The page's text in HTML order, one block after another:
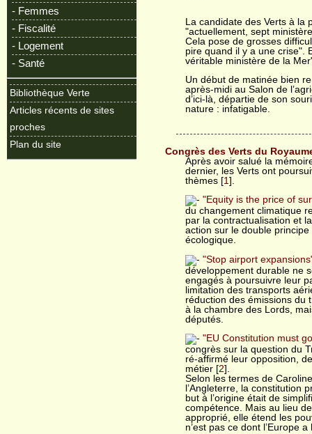
- Femmes
- Fiscalité
- Logement
- Santé
Bibliothèque Verte
Articles récents de sites
proches
Plan du site
La candidate des Verts à
"actuellement, sept
Cela pose de grosses
pire quand il y a une crise".
véritable ministère de la
Un début de matinée bien
après-midi au Salon de
d’ici-là, départie de son
nature : infatigable.
Congrès des Verts du
Après avoir salué la
dernier, les Verts ont
thèmes [1].
"Equity is the price of
du changement climatique
par la contractualisation et
action sur le double
écologique.
"Stop airport
développement durable ne
engagés à poursuivre leur
limitation des transports
réduction des émissions du
à la chambre des Lords,
députés.
"EU Constitution must
congrès sur la question du
ré-affirmé leur opposition,
métier [2].
Selon les termes de
l’Angleterre, la constitution
but à l’origine était de
compétence. Mais au lieu
approprié, elle étend les
n’est pas ce dont l’Europe